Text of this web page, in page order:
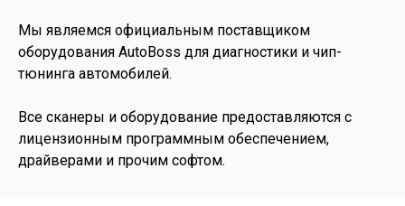
Мы являемся официальным поставщиком
оборудования AutoBoss для диагностики и чип-
тюнинга автомобилей.
Все сканеры и оборудование предоставляются с
лицензионным программным обеспечением,
драйверами и прочим софтом.